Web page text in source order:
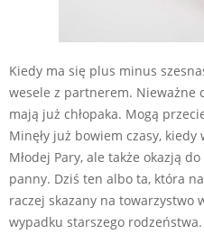
Kiedy ma się plus minus
wesele z partnerem. Nieważne
mają już chłopaka. Mogą
Minęły już bowiem czasy,
Młodej Pary, ale także okazją
panny. Dziś ten albo ta, która
raczej skazany na towarzystwo
wypadku starszego